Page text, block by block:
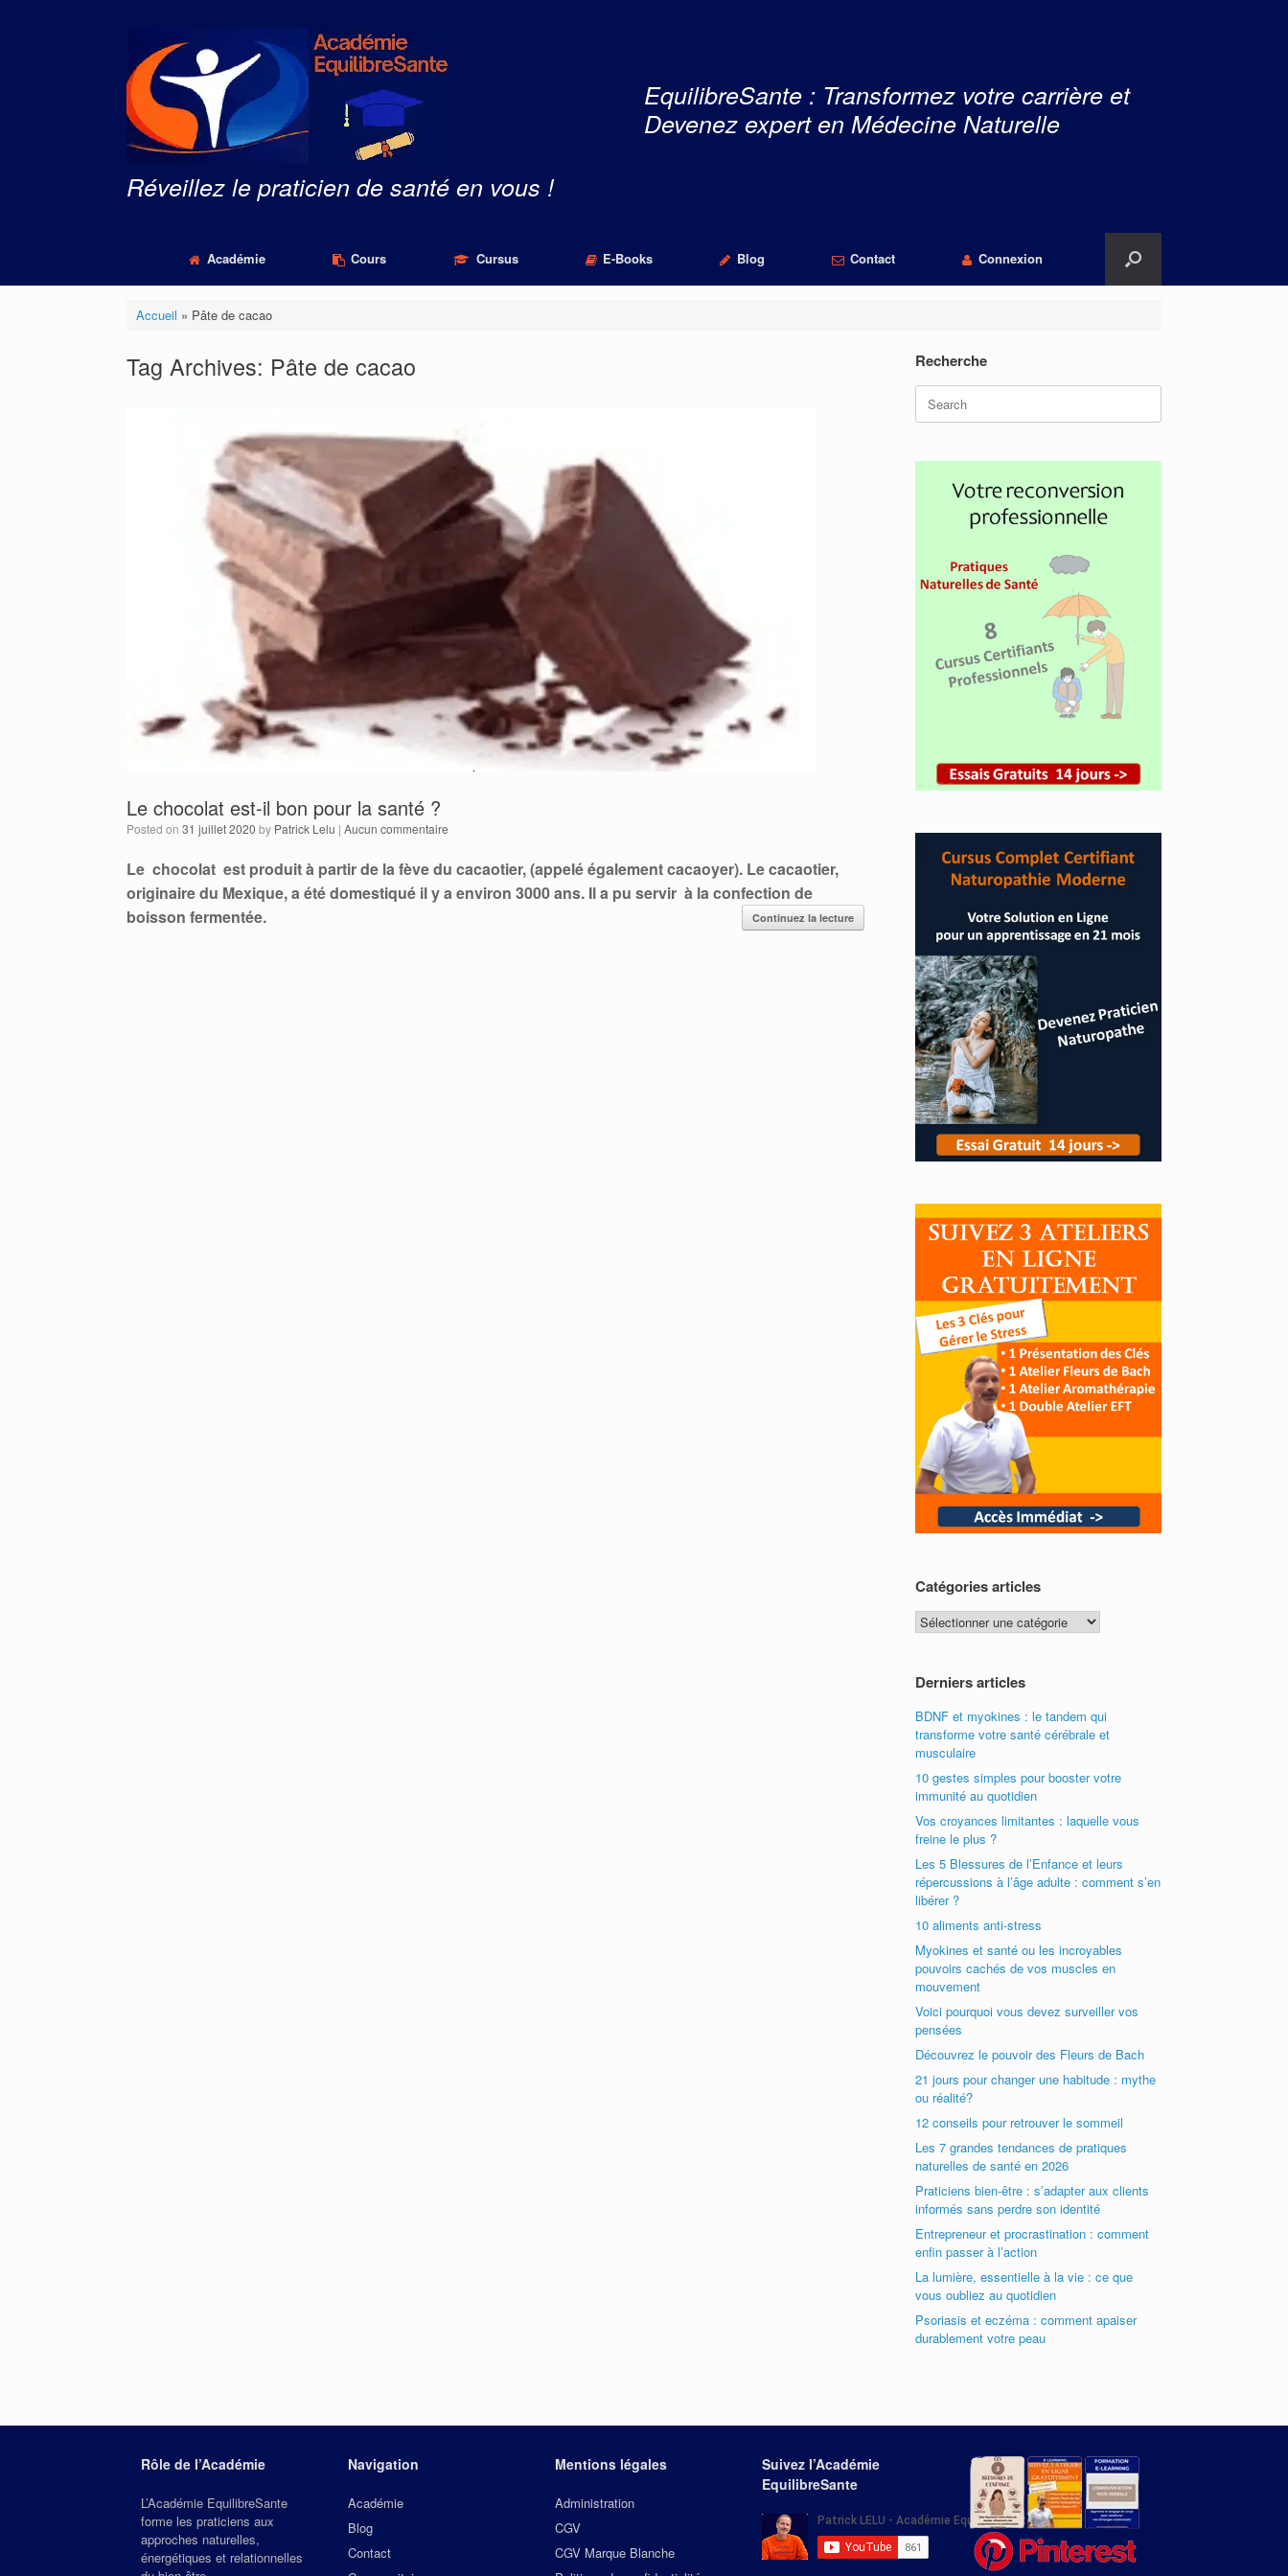
Réveillez le praticien de santé en vous !
EquilibreSante : Transformez votre carrière et
Devenez expert en Médecine Naturelle
Académie Cours Cursus E-Books Blog Contact Connexion
Accueil » Pâte de cacao
Tag Archives: Pâte de cacao
Le chocolat est-il bon pour la santé ?
Posted on 31 juillet 2020 by Patrick Lelu | Aucun commentaire
Le chocolat est produit à partir de la fève du cacaotier, (appelé également cacaoyer). Le cacaotier,
originaire du Mexique, a été domestiqué il y a environ 3000 ans. Il a pu servir à la confection de
boisson fermentée.
Continuez la lecture
Recherche
Search
for:
Catégories articles
Catégories
articles
Derniers articles
BDNF et myokines : le tandem qui
transforme votre santé cérébrale et
musculaire
10 gestes simples pour booster votre
immunité au quotidien
Vos croyances limitantes : laquelle vous
freine le plus ?
Les 5 Blessures de l’Enfance et leurs
répercussions à l’âge adulte : comment s’en
libérer ?
10 aliments anti-stress
Myokines et santé ou les incroyables
pouvoirs cachés de vos muscles en
mouvement
Voici pourquoi vous devez surveiller vos
pensées
Découvrez le pouvoir des Fleurs de Bach
21 jours pour changer une habitude : mythe
ou réalité?
12 conseils pour retrouver le sommeil
Les 7 grandes tendances de pratiques
naturelles de santé en 2026
Praticiens bien-être : s’adapter aux clients
informés sans perdre son identité
Entrepreneur et procrastination : comment
enfin passer à l’action
La lumière, essentielle à la vie : ce que
vous oubliez au quotidien
Psoriasis et eczéma : comment apaiser
durablement votre peau
Rôle de l’Académie
L’Académie EquilibreSante
forme les praticiens aux
approches naturelles,
énergétiques et relationnelles
Navigation
Académie
Blog
Contact
Mentions légales
Administration
CGV
CGV Marque Blanche
Suivez l’Académie
EquilibreSante